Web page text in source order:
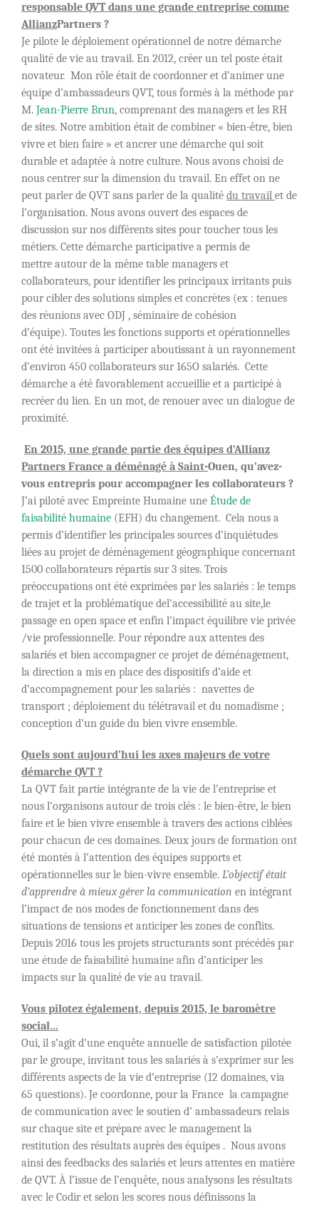
responsable QVT dans une grande entreprise comme
AllianzPartners ?
Je pilote le déploiement opérationnel de notre démarche
qualité de vie au travail. En 2012, créer un tel poste était
novateur. Mon rôle était de coordonner et d’animer une
équipe d’ambassadeurs QVT, tous formés à la méthode par
M. Jean-Pierre Brun, comprenant des managers et les RH
de sites. Notre ambition était de combiner « bien-être, bien
vivre et bien faire » et ancrer une démarche qui soit
durable et adaptée à notre culture. Nous avons choisi de
nous centrer sur la dimension du travail. En effet on ne
peut parler de QVT sans parler de la qualité du travail et de
l’organisation. Nous avons ouvert des espaces de
discussion sur nos différents sites pour toucher tous les
métiers. Cette démarche participative a permis de
mettre autour de la même table managers et
collaborateurs, pour identifier les principaux irritants puis
pour cibler des solutions simples et concrètes (ex : tenues
des réunions avec ODJ , séminaire de cohésion
d’équipe). Toutes les fonctions supports et opérationnelles
ont été invitées à participer aboutissant à un rayonnement
d’environ 450 collaborateurs sur 165O salariés. Cette
démarche a été favorablement accueillie et a participé à
recréer du lien. En un mot, de renouer avec un dialogue de
proximité.
En 2015, une grande partie des équipes d’Allianz
Partners France a déménagé à Saint-Ouen, qu’avez-
vous entrepris pour accompagner les collaborateurs ?
J’ai piloté avec Empreinte Humaine une Étude de
faisabilité humaine (EFH) du changement. Cela nous a
permis d’identifier les principales sources d’inquiétudes
liées au projet de déménagement géographique concernant
1500 collaborateurs répartis sur 3 sites. Trois
préoccupations ont été exprimées par les salariés : le temps
de trajet et la problématique del’accessibilité au site,le
passage en open space et enfin l’impact équilibre vie privée
/vie professionnelle. Pour répondre aux attentes des
salariés et bien accompagner ce projet de déménagement,
la direction a mis en place des dispositifs d’aide et
d’accompagnement pour les salariés : navettes de
transport ; déploiement du télétravail et du nomadisme ;
conception d’un guide du bien vivre ensemble.
Quels sont aujourd’hui les axes majeurs de votre
démarche QVT ?
La QVT fait partie intégrante de la vie de l’entreprise et
nous l’organisons autour de trois clés : le bien-être, le bien
faire et le bien vivre ensemble à travers des actions ciblées
pour chacun de ces domaines. Deux jours de formation ont
été montés à l’attention des équipes supports et
opérationnelles sur le bien-vivre ensemble. L’objectif était
d’apprendre à mieux gérer la communication en intégrant
l’impact de nos modes de fonctionnement dans des
situations de tensions et anticiper les zones de conflits.
Depuis 2016 tous les projets structurants sont précédés par
une étude de faisabilité humaine afin d’anticiper les
impacts sur la qualité de vie au travail.
Vous pilotez également, depuis 2015, le baromètre
social…
Oui, il s’agit d’une enquête annuelle de satisfaction pilotée
par le groupe, invitant tous les salariés à s’exprimer sur les
différents aspects de la vie d’entreprise (12 domaines, via
65 questions). Je coordonne, pour la France la campagne
de communication avec le soutien d’ ambassadeurs relais
sur chaque site et prépare avec le management la
restitution des résultats auprès des équipes . Nous avons
ainsi des feedbacks des salariés et leurs attentes en matière
de QVT. À l’issue de l’enquête, nous analysons les résultats
avec le Codir et selon les scores nous définissons la